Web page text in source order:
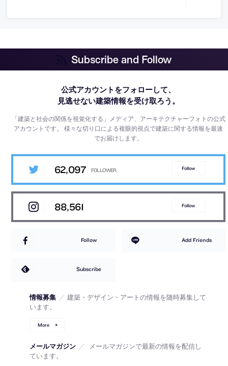
Subscribe and Follow
公式アカウントをフォローして、
見逃せない建築情報を受け取ろう。
「建築と社会の関係を視覚化する」メディア、アーキテクチャーフォトの公式
アカウントです。様々な切り口による複眼的視点で建築に関する情報を最速
でお届けします。
62,097 Follow
88,561 Follow
Follow Add Friends
Subscribe
情報募集 ／ 建築・デザイン・アートの情報を随時募集して
います。
More
メールマガジン ／
メールマガジンで最新の情報を配信し
ています。